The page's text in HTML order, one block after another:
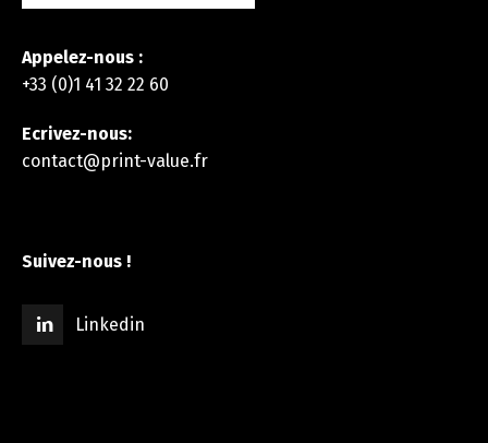
Appelez-nous :
+33 (0)1 41 32 22 60
Ecrivez-nous:
contact@print-value.fr
Suivez-nous !
Linkedin